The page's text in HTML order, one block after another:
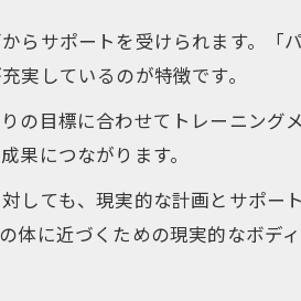
取り入れる健康的な習慣の作り
ーソナルジムのカウンセリング
ーソナルジムでの習慣定着術
ら学ぶ失敗対策
脱を防ぐ経験者の実践法
めのパーソナルジム選びの工夫
理由から学ぶ改善ポイント
らサポートを受けられます。「
実しているのが特徴です。
の目標に合わせてトレーニング
果につながります。
しても、現実的な計画とサポ
体に近づくための現実的なボデ